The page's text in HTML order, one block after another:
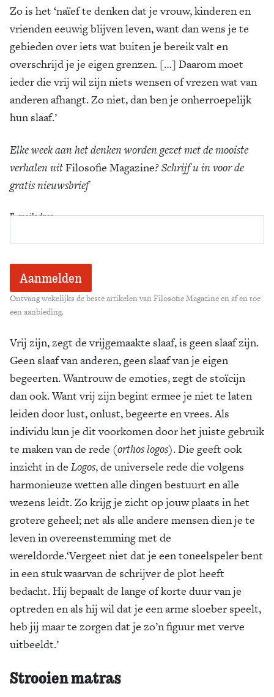
Zo is het ‘naïef te denken dat je vrouw, kinderen en
vrienden eeuwig blijven leven, want dan wens je te
gebieden over iets wat buiten je bereik valt en
overschrijd je je eigen grenzen. […] Daarom moet
ieder die vrij wil zijn niets wensen of vrezen wat van
anderen afhangt. Zo niet, dan ben je onherroepelijk
hun slaaf.’
Elke week aan het denken worden gezet met de mooiste
verhalen uitFilosofie Magazine? Schrijf u in voor de
gratis nieuwsbrief
E-mailadres
Ontvang wekelijks de beste artikelen van Filosofie Magazine en af en toe
een aanbieding.
Vrij zijn, zegt de vrijgemaakte slaaf, is geen slaaf zijn.
Geen slaaf van anderen, geen slaaf van je eigen
begeerten. Wantrouw de emoties, zegt de stoïcijn
dan ook. Want vrij zijn begint ermee je niet te laten
leiden door lust, onlust, begeerte en vrees. Als
individu kun je dit voorkomen door het juiste gebruik
te maken van de rede (orthos logos). Die geeft ook
inzicht in de Logos, de universele rede die volgens
harmonieuze wetten alle dingen bestuurt en alle
wezens leidt. Zo krijg je zicht op jouw plaats in het
grotere geheel; net als alle andere mensen dien je te
leven in overeenstemming met de
wereldorde.‘Vergeet niet dat je een toneelspeler bent
in een stuk waarvan de schrijver de plot heeft
bedacht. Hij bepaalt de lange of korte duur van je
optreden en als hij wil dat je een arme sloeber speelt,
heb jij maar te zorgen dat je zo’n figuur met verve
uitbeeldt.’
Strooien matras